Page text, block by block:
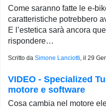
Come saranno fatte le e-
caratteristiche potrebbero
E l’estetica sarà ancora
rispondere…
Scritto da Simone Lanciotti , il 29
VIDEO - Specialized
motore e software
Cosa cambia nel motore